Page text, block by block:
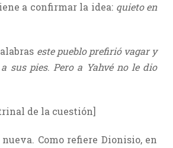
a confirmar la idea: quieto en
este pueblo prefirió vagar y
sus pies. Pero a Yahvé no le dio
de la cuestión]
Como refiere Dionisio, en